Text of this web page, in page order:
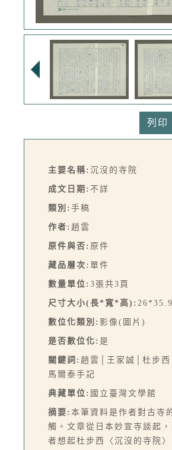
列印
主要名稱: 沉沒的寺院
成文日期: 不詳
類別: 手稿
作者: 趙雲
原件與否: 原件
藏品層次: 單件
數量單位: 3張共3頁
尺寸大小(長*寬*高):
數位化類別: 影像(圖片)
是否數位化: 是
關鍵詞: 趙雲│王家誠│杜步西
馬爾泰手記
典藏單位: 國立臺灣文學館
摘要: 本筆資料是作者對古寺
觸。文章從日本妙宣寺談起
者想起杜步西〈沉沒的寺院